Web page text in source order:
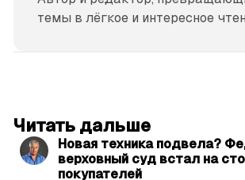
темы в лёгкое и интересное
Читать дальше
Новая техника подвела?
верховный суд встал на
покупателей